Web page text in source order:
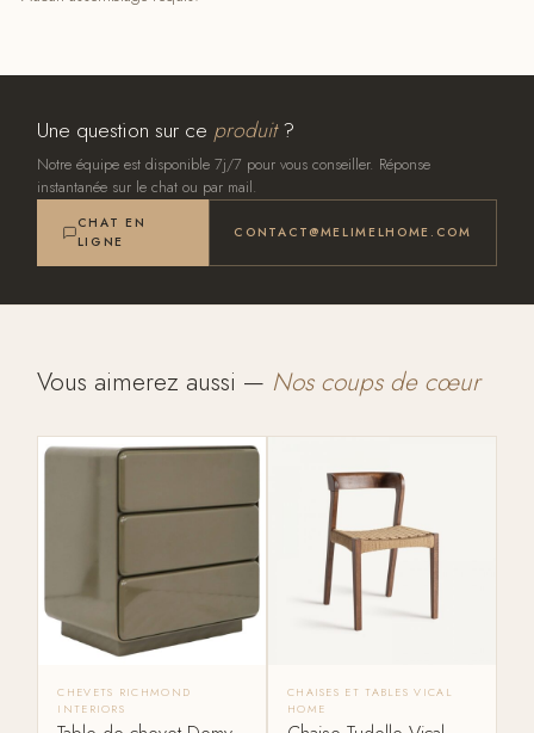
Une question sur ce produit?
Notre équipe est disponible 7j/7 pour vous conseiller. Réponse
instantanée sur le chat ou par mail.
CHAT EN
LIGNE
CONTACT@MELIMELHOME.COM
Vous aimerez aussi — Nos coups de cœur
CHEVETS RICHMOND
INTERIORS
CHAISES ET TABLES VICAL
HOME